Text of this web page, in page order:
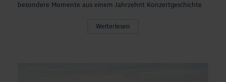
besondere Momente aus einem Jahrzehnt Konzertgeschichte
Weiterlesen